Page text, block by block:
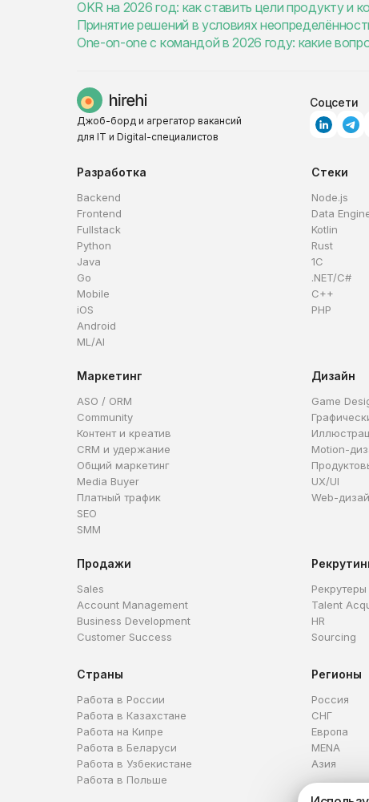
OKR на 2026 год: как ставить цели продукту и
Принятие решений в условиях
One-on-one с командой в 2026 году: какие
Джоб-борд и агрегатор вакансий
для IT и Digital-специалистов
Соцсети
Разработка
Backend
Frontend
Fullstack
Python
Java
Go
Mobile
iOS
Android
ML/AI
Стеки
Node.js
Data
Kotlin
Rust
1C
.NET/C#
C++
PHP
Маркетинг
ASO / ORM
Community
Контент и креатив
CRM и удержание
Общий маркетинг
Media Buyer
Платный трафик
SEO
SMM
Дизайн
Game
Motion-
UX/UI
Web-
Продажи
Sales
Account Management
Business Development
Customer Success
Рекрутеры
Talent
HR
Sourcing
Страны
Работа в России
Работа в Казахстане
Работа на Кипре
Работа в Беларуси
Работа в Узбекистане
Работа в Польше
Регионы
Россия
СНГ
Европа
MENA
Азия